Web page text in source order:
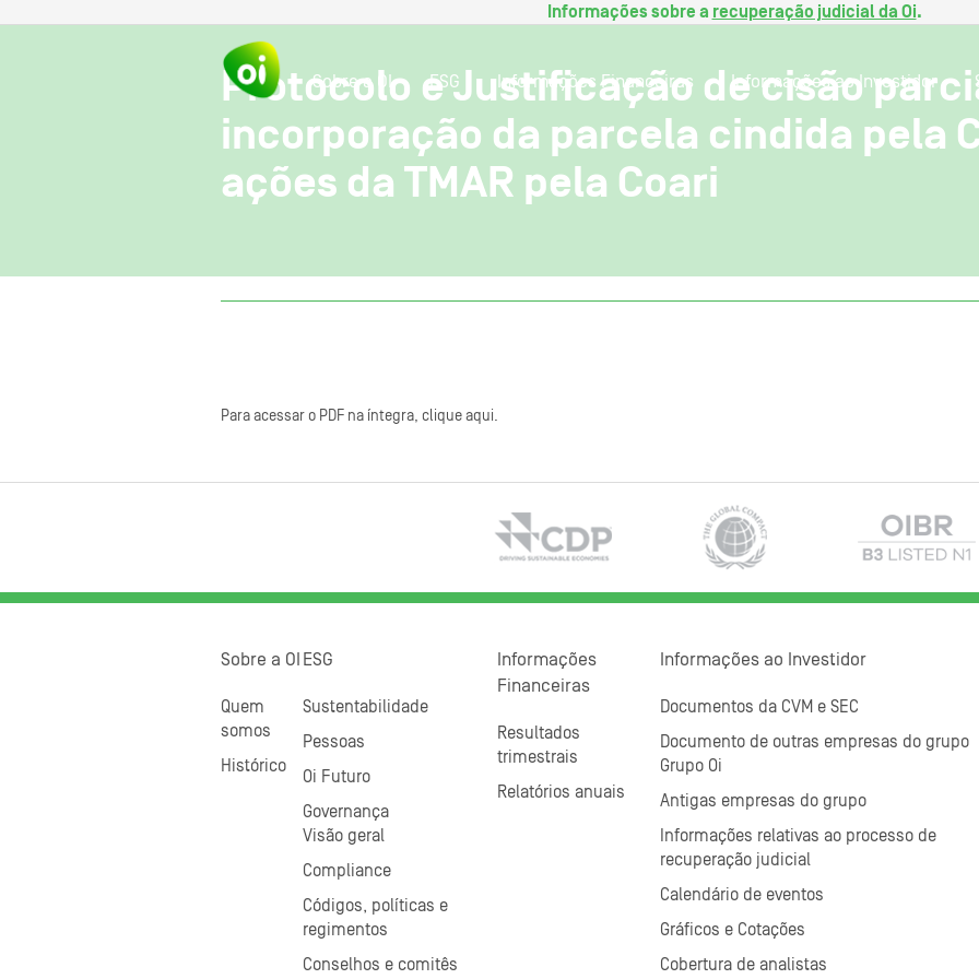
Informações sobre a recuperação judicial da Oi.
Sobre a OI ESG Informações Financeiras Informações ao Investidor
Protocolo e Justificação de cisão
incorporação da parcela cindida pela
ações da TMAR pela Coari
Para acessar o PDF na íntegra, clique aqui.
Sobre a OI
Quem
somos
Histórico
ESG
Sustentabilidade
Pessoas
Oi Futuro
Governança
Visão geral
Compliance
Códigos, políticas e
regimentos
Conselhos e comitês
Informações
Financeiras
Resultados
trimestrais
Relatórios anuais
Informações ao Investidor
Documentos da CVM e SEC
Documento de outras empresas do grupo
Grupo Oi
Antigas empresas do grupo
Informações relativas ao processo de
recuperação judicial
Calendário de eventos
Gráficos e Cotações
Cobertura de analistas